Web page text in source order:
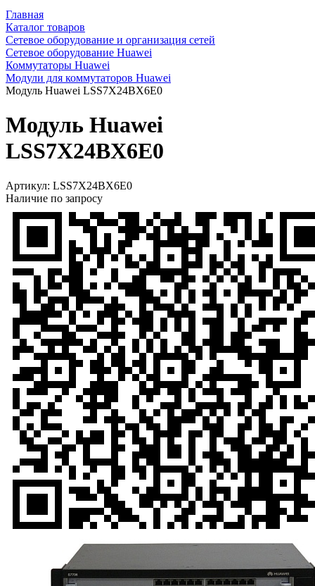
Главная
Каталог товаров
Сетевое оборудование и организация сетей
Сетевое оборудование Huawei
Коммутаторы Huawei
Модули для коммутаторов Huawei
Модуль Huawei LSS7X24BX6E0
Модуль Huawei
LSS7X24BX6E0
Артикул: LSS7X24BX6E0
Наличие по запросу